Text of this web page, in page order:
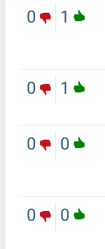
1
0
1
0
0
0
0
0